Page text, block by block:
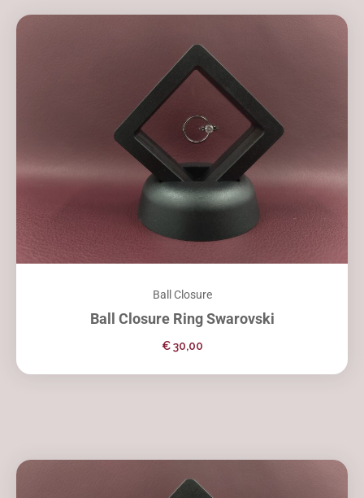
Ball Closure
Ball Closure Ring Swarovski
€30,00